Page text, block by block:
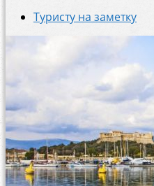
Туристу на заметку